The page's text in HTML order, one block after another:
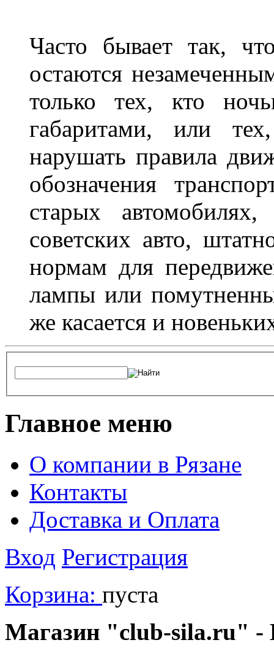
Часто бывает так,
остаются
только тех, кто
габаритами, или
нарушать правила
обозначения
старых
советских авто,
нормам для
лампы или
же касается и
Главное меню
О компании в Рязане
Контакты
Доставка и Оплата
Вход Регистрация
Корзина: пуста
Магазин "club-sila.ru" -